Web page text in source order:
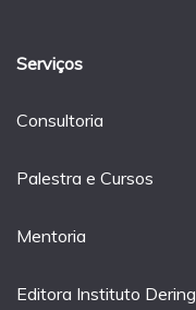
Serviços
Consultoria
Palestra e Cursos
Mentoria
Editora Instituto Dering